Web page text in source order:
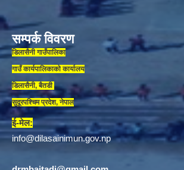
सम्पर्क विवरण
डिलासैनी गाउँपालिका
गाउँ कार्यपालिकाकाे कार्यालय
डिलासैनी, बैतडी
सुदूरपश्चिम प्रदेश, नेपाल
ई-मेल:
info@dilasainimun.gov.np